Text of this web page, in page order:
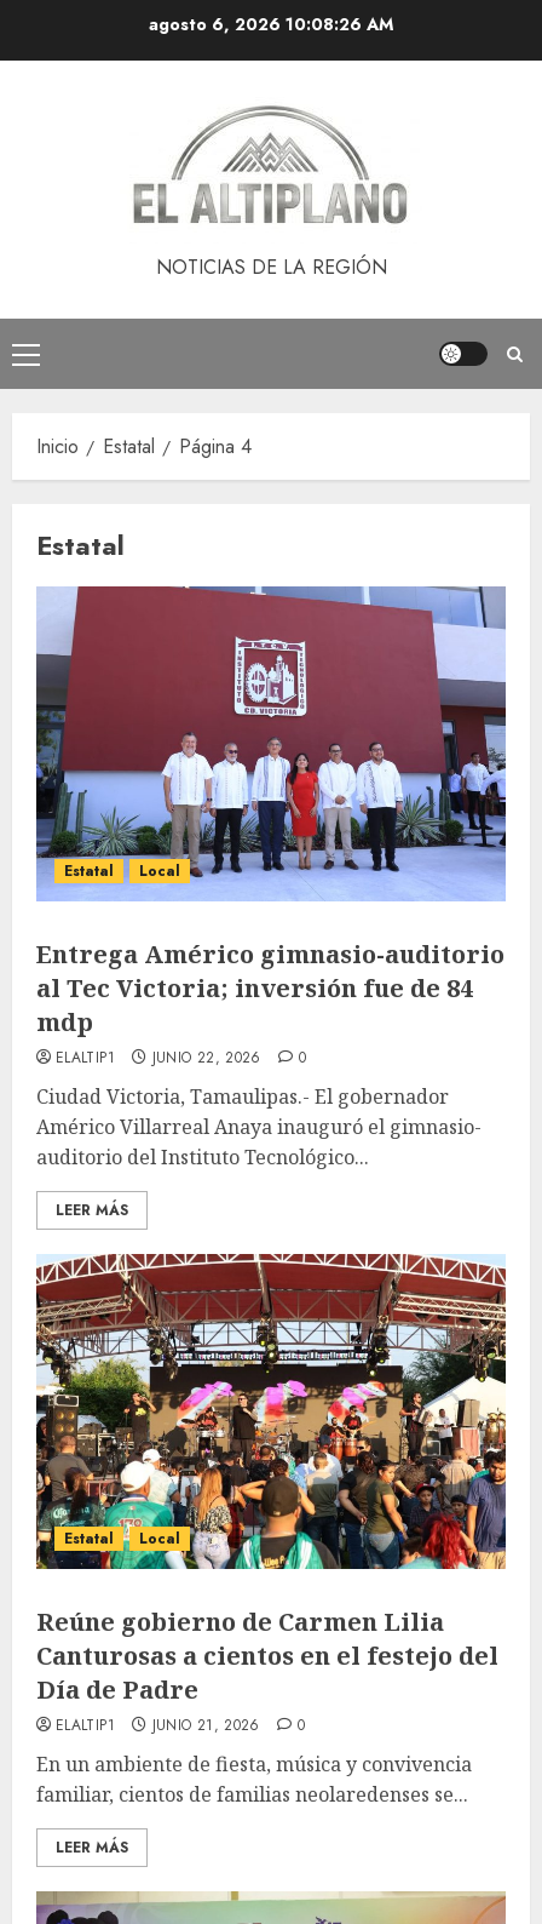
agosto 6, 202610:08:27 AM
NOTICIAS DE LA REGIÓN
Menú
principal
Inicio Estatal Página 4
Estatal
Estatal Local
Entrega Américo gimnasio-auditorio
al Tec Victoria; inversión fue de 84
mdp
ELALTIP1 JUNIO 22, 2026 0
Ciudad Victoria, Tamaulipas.- El gobernador
Américo Villarreal Anaya inauguró el gimnasio-
auditorio del Instituto Tecnológico...
LEER MÁS
Estatal Local
Reúne gobierno de Carmen Lilia
Canturosas a cientos en el festejo del
Día de Padre
ELALTIP1 JUNIO 21, 2026 0
En un ambiente de fiesta, música y convivencia
familiar, cientos de familias neolaredenses se...
LEER MÁS